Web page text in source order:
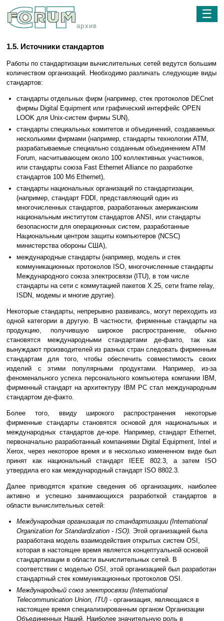
архив
☰
1.5. Источники стандартов
Работы по стандартизации вычислительных сетей ведутся большим
количеством организаций. Необходимо различать следующие виды
стандартов:
стандарты отдельных фирм (например, стек протоколов DECnet
фирмы Digital Equipment или графический интерфейс OPEN
LOOK для Unix-систем фирмы SUN),
стандарты специальных комитетов и объединений, создаваемых
несколькими фирмами (например, стандарты технологии ATM,
разрабатываемые специально созданным объединением ATM
Forum, насчитывающем около 100 коллективных участников,
или стандарты союза Fast Ethernet Alliance по разработке
стандартов 100 Мб Ethernet),
стандарты национальных организаций по стандартизации,
(например, стандарт FDDI, представляющий один из
многочисленных стандартов, разработанных американским
национальным институтом стандартов ANSI, или стандарты
безопасности для операционных систем, разработанные
Национальным центром защиты компьютеров (NCSC)
министерства обороны США),
международные стандарты (например, модель и стек
коммуникационных протоколов ISO, многочисленные стандарты
Международного союза электросвязи (ITU), в том числе
стандарты на сети с коммутацией пакетов X.25, сети frame relay,
ISDN, модемы и многие другие).
Некоторые стандарты, непрерывно развиваясь, могут переходить из
одной категории в другую. В частности, фирменные стандарты на
продукцию, получившую широкое распространение, обычно
становятся международными стандартами де-факто, так как
вынуждают производителей из разных стран следовать фирменным
стандартам для того, чтобы обеспечить совместимость своих
изделий с этими популярными продуктами. Например, из-за
феноменального успеха персонального компьютера компании IBM,
фирменный стандарт на архитектуру IBM PC стал международным
стандартом де-факто.
Более того, ввиду широкого распространения некоторые
фирменные стандарты становятся основой для национальных и
международных стандартов де-юре. Например, стандарт Ethernet,
первоначально разработанный компаниями Digital Equipment, Intel и
Xerox, через некоторое время и в несколько измененном виде был
принят как национальный стандарт IEEE 802.3, а затем ISO
утвердила его как международный стандарт ISO 8802.3.
Далее приводятся краткие сведения об организациях, наиболее
активно и успешно занимающихся разработкой стандартов в
области вычислительных сетей:
Международная организация по стандартизации (International
Organization for Standardization - ISO). Этой организацией была
разработана модель взаимодействия открытых систем OSI,
которая в настоящее время является концептуальной основой
стандартизации в области вычислительных сетей. В
соответствии с моделью OSI, этой организацией был разработан
стандартный стек коммуникационных протоколов OSI.
Международный союз электросвязи (International
Telecommunication Union, ITU) - организация, являющаяся в
настоящее время специализированным органом Организации
Объединенных Наций. Наиболее значительную роль в